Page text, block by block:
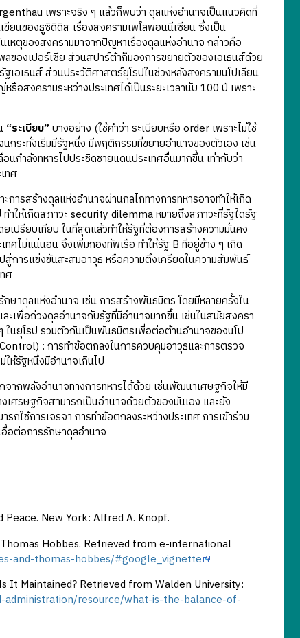
เพราะจริง ๆ แล้วก็พบว่า ดุลแห่งอำนาจเป็นแนวคิดที่
ขียนของธูซิดิดิส เรื่องสงครามเพโลพอนนีเซียน ซึ่งเป็น
หตุของสงครามมาจากปัญหาเรื่องดุลแห่งอำนาจ กล่าวคือ
องเปอร์เซีย ส่วนสปาร์ต้าก็มองการขยายตัวของเอเธนส์ด้วย
เอเธนส์ ส่วนประวัติศาสตร์ยุโรปในช่วงหลังสงครามนโปเลียน
สงครามระหว่างประเทศได้เป็นระยะเวลานับ 100 ปี เพราะ
“ระเบียบ” บางอย่าง (ใช้คำว่า ระเบียบหรือ order เพราะไม่ใช้
กระทั่งเริ่มมีรัฐหนึ่ง มีพฤติกรรมที่ขยายอำนาจของตัวเอง เช่น
กำลังทหารไปประชิดชายแดนประเทศอื่นมากขึ้น เท่ากับว่า
ทศ
รสร้างดุลแห่งอำนาจผ่านกลไกทางการทหารอาจทำให้เกิด
ำให้เกิดสภาวะ security dilemma หมายถึงสภาวะที่รัฐใดรัฐ
ปรียบเทียบ ในที่สุดแล้วทำให้รัฐที่ต้องการสร้างความมั่นคง
ศไม่แน่นอน จึงเพิ่มกองทัพเรือ ทำให้รัฐ B ที่อยู่ข้าง ๆ เกิด
การแข่งขันสะสมอาวุธ หรือความตึงเครียดในความสัมพันธ์
ศ
ดุลแห่งอำนาจ เช่น การสร้างพันธมิตร โดยมีหลายครั้งใน
เพื่อถ่วงดุลอำนาจกับรัฐที่มีอำนาจมากขึ้น เช่นในสมัยสงครา
ในยุโรป รวมตัวกันเป็นพันธมิตรเพื่อต่อต้านอำนาจของนโป
: การทำข้อตกลงในการควบคุมอาวุธและการตรวจ
ห้รัฐหนึ่งมีอำนาจเกินไป
กพลังอำนาจทางการทหารได้ด้วย เช่นพัฒนาเศษฐกิจให้มี
เศรษฐกิจสามารถเป็นอำนาจด้วยตัวของมันเอง และยัง
ถใช้การเจรจา การทำข้อตกลงระหว่างประเทศ การเข้าร่วม
อต่อการรักษาดุลอำนาจ
New York: Alfred A. Knopf.
Hobbes. Retrieved from e-international
and-thomas-hobbes/#google_vignette
It Maintained? Retrieved from Walden University:
resource/what-is-the-balance-of-